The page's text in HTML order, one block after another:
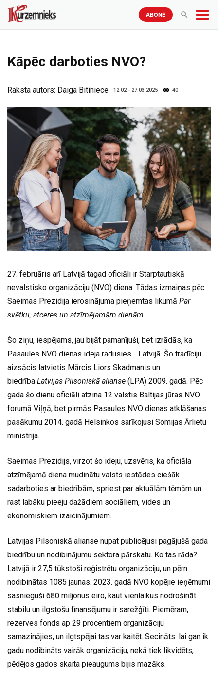
ABONĒ
Kāpēc darboties NVO?
Raksta autors: Daiga Bitiniece 12:02 - 27.03.2025 40
27. februāris arī Latvijā tagad oficiāli ir Starptautiskā
nevalstisko organizāciju (NVO) diena. Tādas izmaiņas pēc
Saeimas Prezidija ierosinājuma pieņemtas likumā Par
svētku, atceres un atzīmējamām dienām.
Šo ziņu, iespējams, jau bijāt pamanījuši, bet izrādās, ka
Pasaules NVO dienas ideja radusies… Latvijā. Šo tradīciju
aizsācis latvietis Mārcis Liors Skadmanis un
biedrība Latvijas Pilsoniskā alianse (LPA) 2009. gadā. Pēc
gada šo dienu oficiāli atzina 12 valstis Baltijas jūras NVO
forumā Viļņā, bet pirmās Pasaules NVO dienas atklāšanas
pasākumu 2014. gadā Helsinkos sarīkojusi Somijas Ārlietu
ministrija.
Saeimas Prezidijs, virzot šo ideju, uzsvēris, ka oficiāla
atzīmējamā diena mudinātu valsts iestādes ciešāk
sadarboties ar biedrībām, spriest par aktuālām tēmām un
rast labāku pieeju dažādiem sociāliem, vides un
ekonomiskiem izaicinājumiem.
Latvijas Pilsoniskā alianse nupat publicējusi pagājušā gada
biedrību un nodibinājumu sektora pārskatu. Ko tas rāda?
Latvijā ir 27,5 tūkstoši reģistrētu organizāciju, un pērn
nodibinātas 1085 jaunas. 2023. gadā NVO kopējie ieņēmumi
sasnieguši 680 miljonus eiro, kaut vienlaikus nodrošināt
stabilu un ilgstošu finansējumu ir sarežģīti. Piemēram,
rezerves fonds ap 29 procentiem organizāciju
samazinājies, un ilgtspējai tas var kaitēt. Secināts: lai gan ik
gadu nodibināts vairāk organizāciju, nekā tiek likvidēts,
pēdējos gados skaita pieaugums bijis mazāks.